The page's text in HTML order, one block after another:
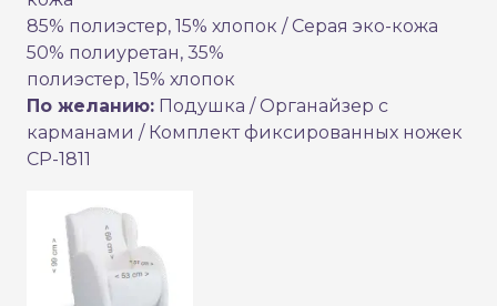
85% полиэстер, 15% хлопок / Серая эко-кожа
50% полиуретан, 35%
полиэстер, 15% хлопок
По желанию: Подушка / Органайзер с
карманами / Комплект фиксированных ножек
CP-1811